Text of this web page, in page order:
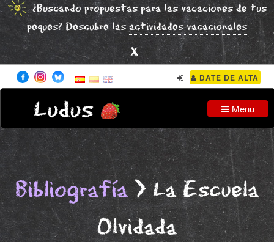
¿Buscando propuestas para las vacaciones de tus
peques? Descubre lasactividades vacacionales
x
DATE DE ALTA
Ludus Menu
Bibliografía> La Escuela
Olvidada